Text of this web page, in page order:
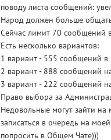
поводу листа сообщений:
Народ должен больше
Сейчас лимит 70 сообщений
Есть несколько вариантов:
1 вариант - 555 сообщений в
2 вариант - 888 сообщений
3 вариант - 222 сообщений
Право выбора за
Недовольные могут зайти на
записаться в очередь на
попросить в Общем Чате)))